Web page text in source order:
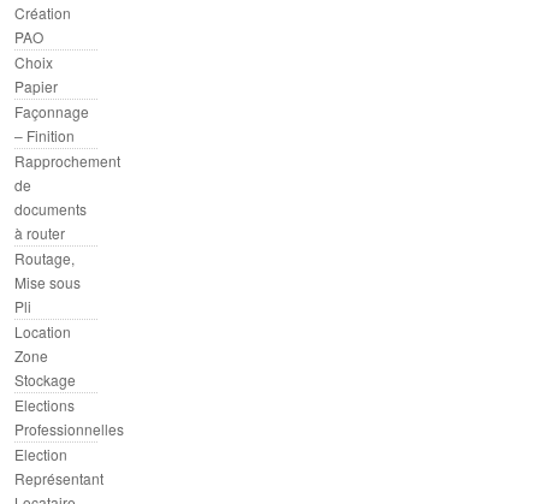
Création
PAO
Choix
Papier
Façonnage
– Finition
Rapprochement
de
documents
à router
Routage,
Mise sous
Pli
Location
Zone
Stockage
Elections
Professionnelles
Election
Représentant